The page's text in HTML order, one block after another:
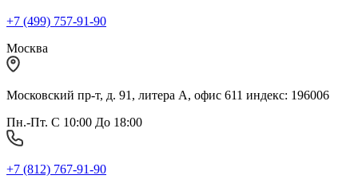
+7 (499) 757-91-90
Москва
Московский пр-т, д. 91, литера А, офис 611 индекс: 196006
Пн.-Пт. С 10:00 До 18:00
+7 (812) 767-91-90